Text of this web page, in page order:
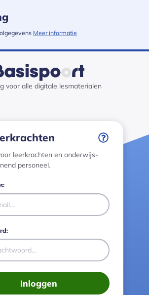
Meer informatie
voor alle digitale lesmaterialen
leerkrachten en onderwijs-
personeel.
Inloggen